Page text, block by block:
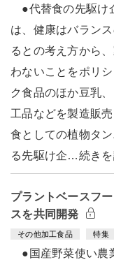
●代替食の先駆
は、健康はバラン
るとの考え方から
わないことをポリ
ク食品のほか豆乳
工品などを製造販
食としての植物タ
る先駆け企…続きを
プラントベースフ
スを共同開発
その他加工食品 特集
●国産野菜使い農